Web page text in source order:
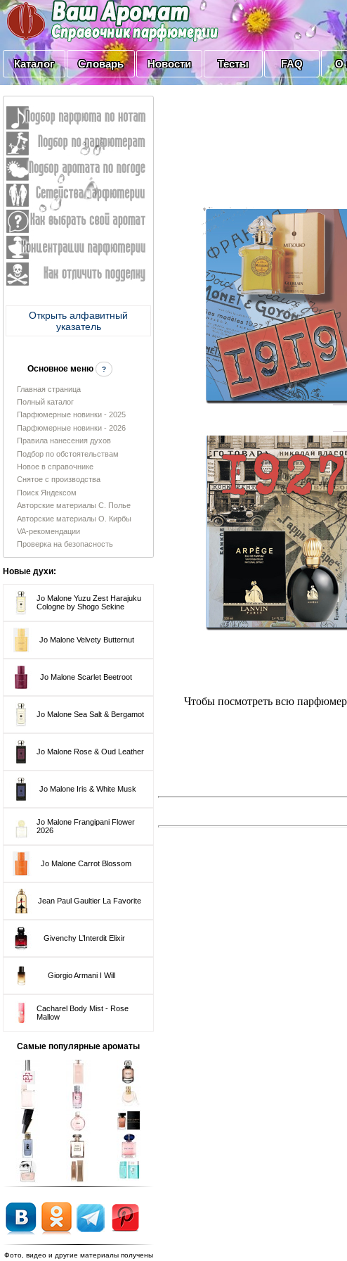
Каталог Словарь Новости Тесты FAQ О
Открыть алфавитный
указатель
Основное меню ?
Главная страница
Полный каталог
Парфюмерные новинки - 2025
Парфюмерные новинки - 2026
Правила нанесения духов
Подбор по обстоятельствам
Новое в справочнике
Снятое с производства
Поиск Яндексом
Авторские материалы С. Полье
Авторские материалы О. Кирбы
VA-рекомендации
Проверка на безопасность
Новые духи:
Jo Malone Yuzu Zest Harajuku
Cologne by Shogo Sekine
Jo Malone Velvety Butternut
Jo Malone Scarlet Beetroot
Jo Malone Sea Salt & Bergamot
Jo Malone Rose & Oud Leather
Jo Malone Iris & White Musk
Jo Malone Frangipani Flower
2026
Jo Malone Carrot Blossom
Jean Paul Gaultier La Favorite
Givenchy L’Interdit Elixir
Giorgio Armani I Will
Cacharel Body Mist - Rose
Mallow
Самые популярные ароматы
Фото, видео и другие материалы получены
Чтобы посмотреть всю